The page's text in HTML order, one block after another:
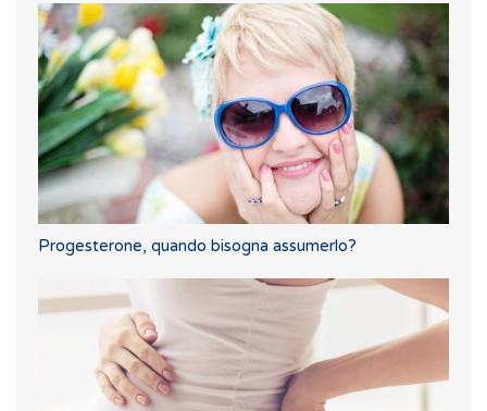
Progesterone, quando bisogna assumerlo?